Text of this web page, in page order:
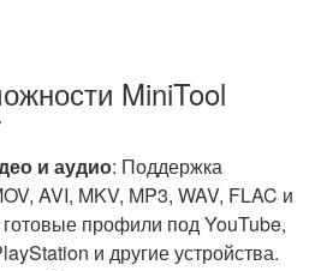
MiniTool
и аудио: Поддержка
AVI, MKV, MP3, WAV, FLAC и
профили под YouTube,
и другие устройства.